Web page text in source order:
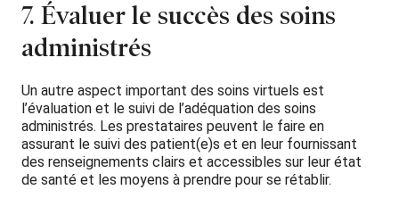
7. Évaluer le succès des soins
administrés
Un autre aspect important des soins virtuels est
l’évaluation et le suivi de l’adéquation des soins
administrés. Les prestataires peuvent le faire en
assurant le suivi des patient(e)s et en leur fournissant
des renseignements clairs et accessibles sur leur état
de santé et les moyens à prendre pour se rétablir.